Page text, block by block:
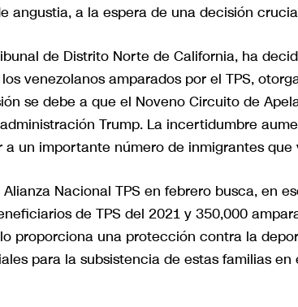
angustia, a la espera de una decisión
de Distrito Norte de California, ha
venezolanos amparados por el TPS,
se debe a que el Noveno Circuito de
Trump. La incertidumbre
un importante número de inmigrantes que
Nacional TPS en febrero busca, en
de TPS del 2021 y 350,000
proporciona una protección contra la
para la subsistencia de estas familias en